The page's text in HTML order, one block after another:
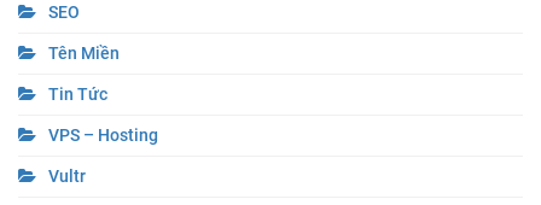
SEO
Tên Miền
Tin Tức
VPS – Hosting
Vultr